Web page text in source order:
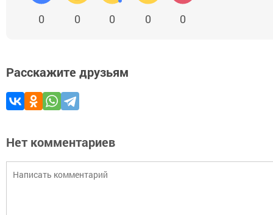
0 0 0 0 0
Расскажите друзьям
Нет комментариев